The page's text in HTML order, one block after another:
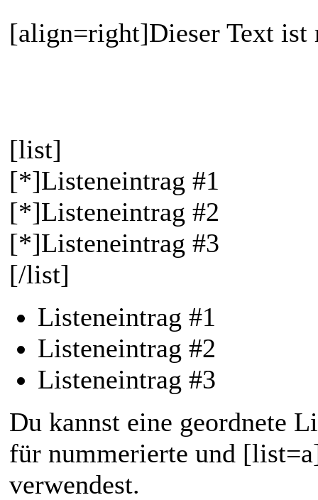
[align=right]Dieser Text ist
[list]
[*]Listeneintrag #1
[*]Listeneintrag #2
[*]Listeneintrag #3
[/list]
Listeneintrag #1
Listeneintrag #2
Listeneintrag #3
Du kannst eine geordnete
für nummerierte und
verwendest.